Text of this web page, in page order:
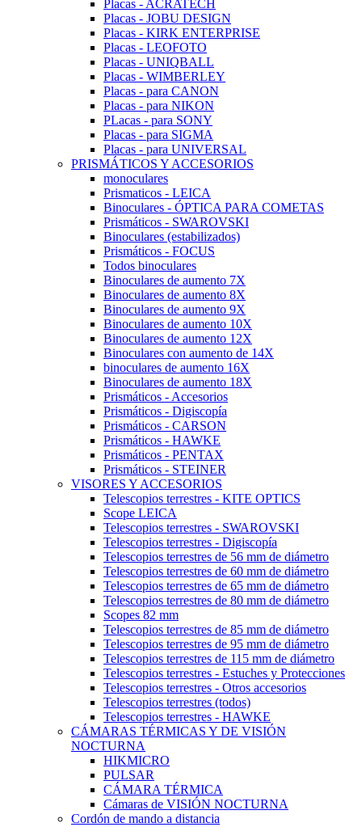
Placas - ACRATECH
Placas - JOBU DESIGN
Placas - KIRK ENTERPRISE
Placas - LEOFOTO
Placas - UNIQBALL
Placas - WIMBERLEY
Placas - para CANON
Placas - para NIKON
PLacas - para SONY
Placas - para SIGMA
Placas - para UNIVERSAL
PRISMÁTICOS Y ACCESORIOS
monoculares
Prismaticos - LEICA
Binoculares - ÓPTICA PARA COMETAS
Prismáticos - SWAROVSKI
Binoculares (estabilizados)
Prismáticos - FOCUS
Todos binoculares
Binoculares de aumento 7X
Binoculares de aumento 8X
Binoculares de aumento 9X
Binoculares de aumento 10X
Binoculares de aumento 12X
Binoculares con aumento de 14X
binoculares de aumento 16X
Binoculares de aumento 18X
Prismáticos - Accesorios
Prismáticos - Digiscopía
Prismáticos - CARSON
Prismáticos - HAWKE
Prismáticos - PENTAX
Prismáticos - STEINER
VISORES Y ACCESORIOS
Telescopios terrestres - KITE OPTICS
Scope LEICA
Telescopios terrestres - SWAROVSKI
Telescopios terrestres - Digiscopía
Telescopios terrestres de 56 mm de diámetro
Telescopios terrestres de 60 mm de diámetro
Telescopios terrestres de 65 mm de diámetro
Telescopios terrestres de 80 mm de diámetro
Scopes 82 mm
Telescopios terrestres de 85 mm de diámetro
Telescopios terrestres de 95 mm de diámetro
Telescopios terrestres de 115 mm de diámetro
Telescopios terrestres - Estuches y Protecciones
Telescopios terrestres - Otros accesorios
Telescopios terrestres (todos)
Telescopios terrestres - HAWKE
CÁMARAS TÉRMICAS Y DE VISIÓN
NOCTURNA
HIKMICRO
PULSAR
CÁMARA TÉRMICA
Cámaras de VISIÓN NOCTURNA
Cordón de mando a distancia